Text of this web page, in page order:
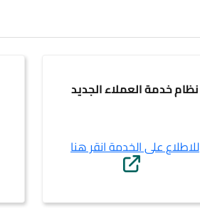
نظام خدمة العملاء الجديد
للاطلاع على الخدمة انقر هنا